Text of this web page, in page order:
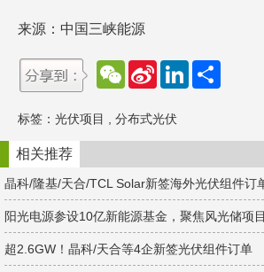
来源：中国三峡能源
W
e
a
t
S
a
W
e
b
o
L
d
n
标签： 光伏项目 分布式光伏
相关推荐
晶科/隆基/天合/TCL Solar新签海外光伏组件订
阳光电源参设10亿新能源基金，聚焦风光储项目
超2.6GW！晶科/天合等4企新签光伏组件订单